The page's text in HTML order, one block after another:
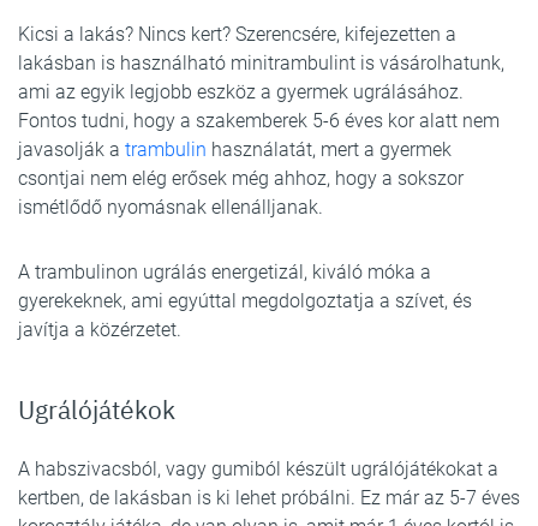
Kicsi a lakás? Nincs kert? Szerencsére, kifejezetten a
lakásban is használható minitrambulint is vásárolhatunk,
ami az egyik legjobb eszköz a gyermek ugrálásához.
Fontos tudni, hogy a szakemberek 5-6 éves kor alatt nem
javasolják a trambulin használatát, mert a gyermek
csontjai nem elég erősek még ahhoz, hogy a sokszor
ismétlődő nyomásnak ellenálljanak.
A trambulinon ugrálás energetizál, kiváló móka a
gyerekeknek, ami egyúttal megdolgoztatja a szívet, és
javítja a közérzetet.
Ugrálójátékok
A habszivacsból, vagy gumiból készült ugrálójátékokat a
kertben, de lakásban is ki lehet próbálni. Ez már az 5-7 éves